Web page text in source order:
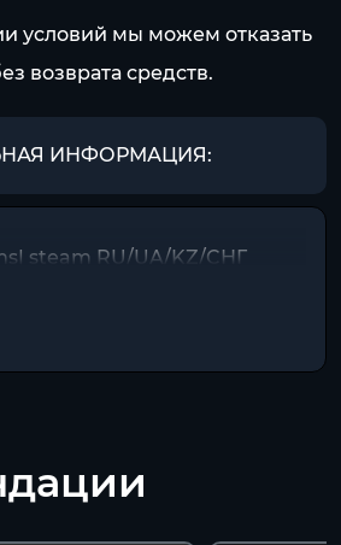
условий мы можем отказать
возврата средств.
ИНФОРМАЦИЯ:
steam RU/UA/KZ/CНГ